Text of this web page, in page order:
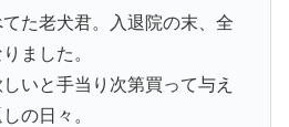
た老犬君。入退院の末、全
ました。
いと手当り次第買って与え
の日々。